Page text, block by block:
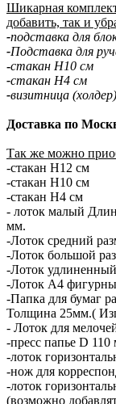
Шикарная
добавить, так и
-подставка для
-Подставка для
-стакан Н10 см
-стакан Н4 см
-визитница (холдер)
Доставка по
Так же можно
-стакан Н12 см
-стакан Н10 см
-стакан Н4 см
- лоток малый
мм.
-Лоток средний
-Лоток большой
-Лоток
-Лоток А4
-Папка для бумаг
Толщина 25мм.(
- Лоток для
-пресс папье D 110
-лоток
-нож для
-лоток
(возможно